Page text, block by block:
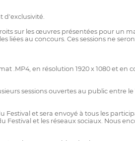
d'exclusivité.
sur les œuvres présentées pour un
liées au concours. Ces sessions ne
en résolution 1920 x 1080 et en
sessions ouvertes au public entre
et sera envoyé à tous les
Festival et les réseaux sociaux. Nous